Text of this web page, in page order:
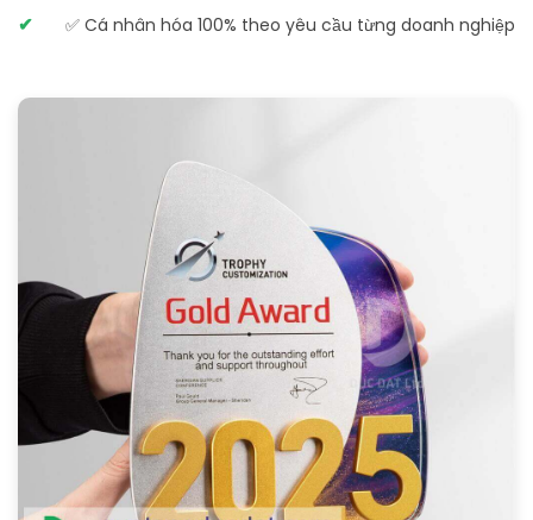
✅ Cá nhân hóa 100% theo yêu cầu từng doanh nghiệp